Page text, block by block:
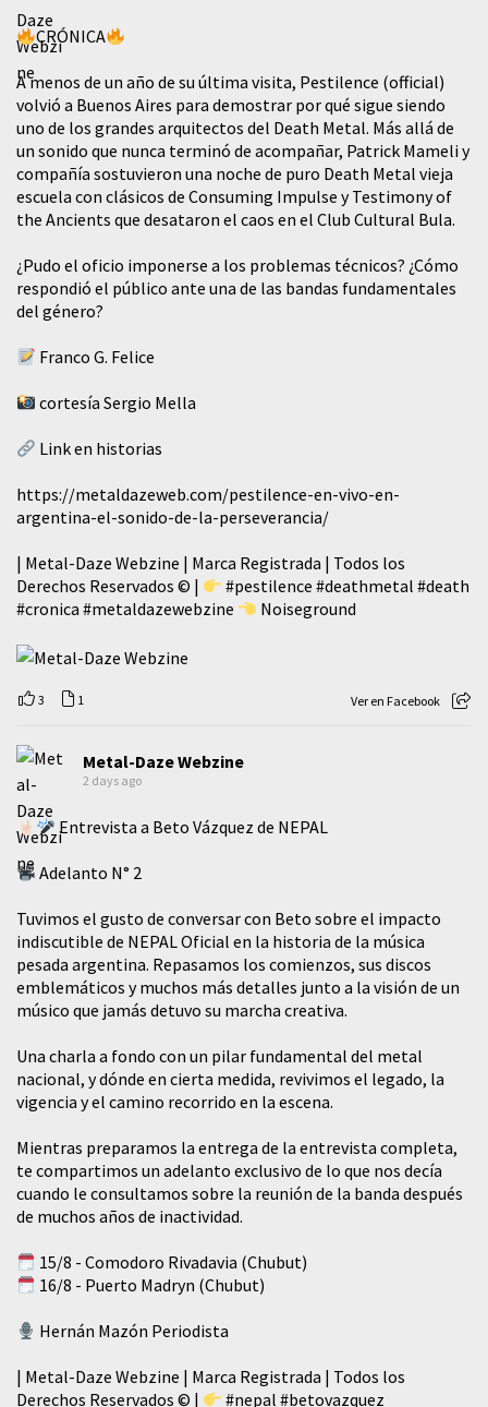
CRÓNICA
A menos de un año de su última visita, Pestilence (official)
volvió a Buenos Aires para demostrar por qué sigue siendo
uno de los grandes arquitectos del Death Metal. Más allá de
un sonido que nunca terminó de acompañar, Patrick Mameli y
compañía sostuvieron una noche de puro Death Metal vieja
escuela con clásicos de Consuming Impulse y Testimony of
the Ancients que desataron el caos en el Club Cultural Bula.
¿Pudo el oficio imponerse a los problemas técnicos? ¿Cómo
respondió el público ante una de las bandas fundamentales
del género?
Franco G. Felice
cortesía Sergio Mella
Link en historias
https://metaldazeweb.com/pestilence-en-vivo-en-
argentina-el-sonido-de-la-perseverancia/
| Metal-Daze Webzine | Marca Registrada | Todos los
Derechos Reservados © |
#pestilence #deathmetal #death
#cronica #metaldazewebzine Noiseground
3 1 Ver en Facebook
Metal-Daze Webzine
2 days ago
Entrevista a Beto Vázquez de NEPAL
Adelanto N° 2
Tuvimos el gusto de conversar con Beto sobre el impacto
indiscutible de NEPAL Oficial en la historia de la música
pesada argentina. Repasamos los comienzos, sus discos
emblemáticos y muchos más detalles junto a la visión de un
músico que jamás detuvo su marcha creativa.
​Una charla a fondo con un pilar fundamental del metal
nacional, y dónde en cierta medida, revivimos el legado, la
vigencia y el camino recorrido en la escena.
Mientras preparamos la entrega de la entrevista completa,
te compartimos un adelanto exclusivo de lo que nos decía
cuando le consultamos sobre la reunión de la banda después
de muchos años de inactividad.
15/8 - Comodoro Rivadavia (Chubut)
16/8 - Puerto Madryn (Chubut)
Hernán Mazón Periodista
| Metal-Daze Webzine | Marca Registrada | Todos los
Derechos Reservados © |
#nepal #betovazquez